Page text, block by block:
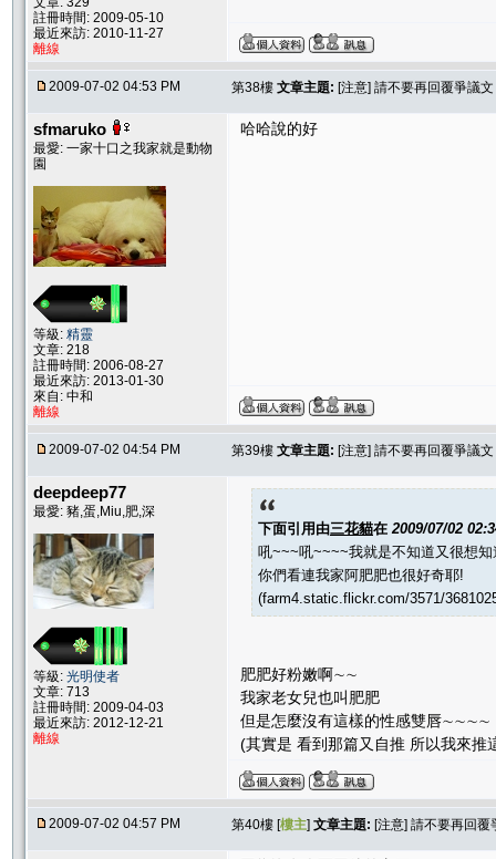
註冊時間: 2009-05-10
最近來訪: 2010-11-27
離線
2009-07-02 04:53 PM 第38樓 文章主題: [注意] 請不要再回覆爭議
sfmaruko
最愛: 一家十口之我家就是動物
園
等級: 精靈
文章: 218
註冊時間: 2006-08-27
最近來訪: 2013-01-30
來自: 中和
離線
哈哈說的好
2009-07-02 04:54 PM 第39樓 文章主題: [注意] 請不要再回覆爭議
deepdeep77
最愛: 豬,蛋,Miu,肥,深
等級: 光明使者
文章: 713
註冊時間: 2009-04-03
最近來訪: 2012-12-21
離線
下面引用由三花貓在 2009/07/02
吼~~~吼~~~~我就是不知道又很想
你們看連我家阿肥肥也很好奇耶!
(farm4.static.flickr.com/3571/
肥肥好粉嫩啊∼∼
我家老女兒也叫肥肥
但是怎麼沒有這樣的性感雙唇∼∼∼∼
(其實是 看到那篇又自推 所以我來
2009-07-02 04:57 PM 第40樓 [樓主] 文章主題: [注意] 請不要再回